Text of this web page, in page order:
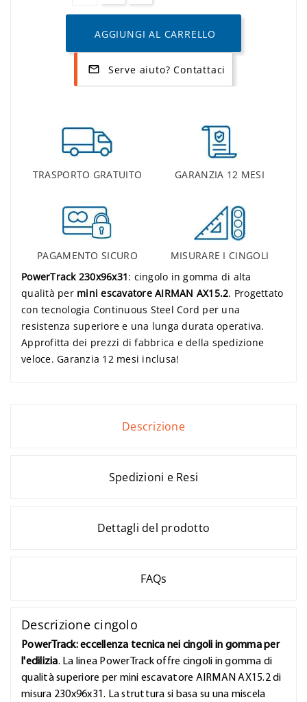
AGGIUNGI AL CARRELLO
mail_outline Serve aiuto? Contattaci
TRASPORTO GRATUITO GARANZIA 12 MESI
PAGAMENTO SICURO
MISURARE I CINGOLI
PowerTrack 230x96x31: cingolo in gomma di alta
qualità per mini escavatore AIRMAN AX15.2. Progettato
con tecnologia Continuous Steel Cord per una
resistenza superiore e una lunga durata operativa.
Approfitta dei prezzi di fabbrica e della spedizione
veloce. Garanzia 12 mesi inclusa!
Descrizione
Spedizioni e Resi
Dettagli del prodotto
FAQs
Descrizione cingolo
PowerTrack: eccellenza tecnica nei cingoli in gomma per
l'edilizia. La linea PowerTrack offre cingoli in gomma di
qualità superiore per mini escavatore AIRMAN AX15.2 di
misura 230x96x31. La struttura si basa su una miscela